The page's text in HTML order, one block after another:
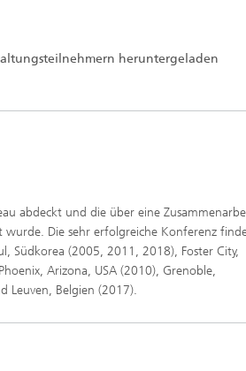
heruntergeladen
abdeckt und die über eine
wurde. Die sehr erfolgreiche Konferenz
Südkorea (2005, 2011, 2018), Foster City,
Arizona, USA (2010), Grenoble,
Leuven, Belgien (2017).